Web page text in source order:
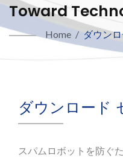
Toward
Home / ダウン
ダウンロード
スパムロボットを防ぐ